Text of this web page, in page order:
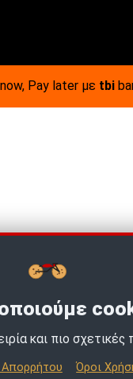
Pay later με tbi
και πιο
Απορρήτου Όροι